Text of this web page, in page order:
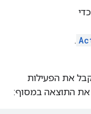
כדי
.
את הפעילות
את התוצאה במסוף: